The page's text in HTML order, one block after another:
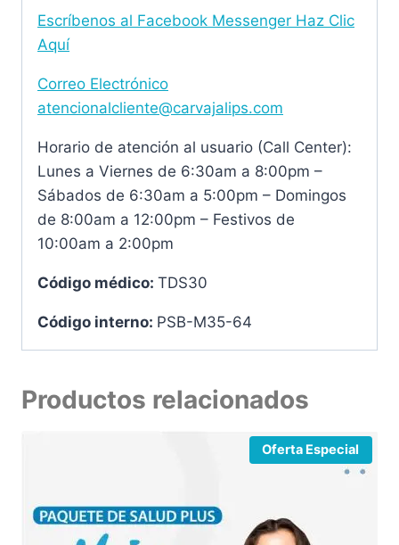
Escríbenos al Facebook Messenger Haz Clic
Aquí
Correo Electrónico
atencionalcliente@carvajalips.com
Horario de atención al usuario (Call Center):
Lunes a Viernes de 6:30am a 8:00pm –
Sábados de 6:30am a 5:00pm – Domingos
de 8:00am a 12:00pm – Festivos de
10:00am a 2:00pm
Código médico: TDS30
Código interno: PSB-M35-64
Productos relacionados
Oferta Especial